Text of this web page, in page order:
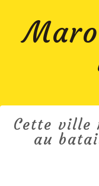
Cette ville
au